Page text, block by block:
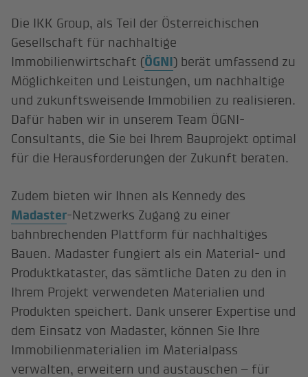
Die IKK Group, als Teil der Österreichischen
Gesellschaft für nachhaltige
Immobilienwirtschaft (ÖGNI) berät umfassend zu
Möglichkeiten und Leistungen, um nachhaltige
und zukunftsweisende Immobilien zu realisieren.
Dafür haben wir in unserem Team ÖGNI-
Consultants, die Sie bei Ihrem Bauprojekt optimal
für die Herausforderungen der Zukunft beraten.
Zudem bieten wir Ihnen als Kennedy des
Madaster-Netzwerks Zugang zu einer
bahnbrechenden Plattform für nachhaltiges
Bauen. Madaster fungiert als ein Material- und
Produktkataster, das sämtliche Daten zu den in
Ihrem Projekt verwendeten Materialien und
Produkten speichert. Dank unserer Expertise und
dem Einsatz von Madaster, können Sie Ihre
Immobilienmaterialien im Materialpass
verwalten, erweitern und austauschen – für